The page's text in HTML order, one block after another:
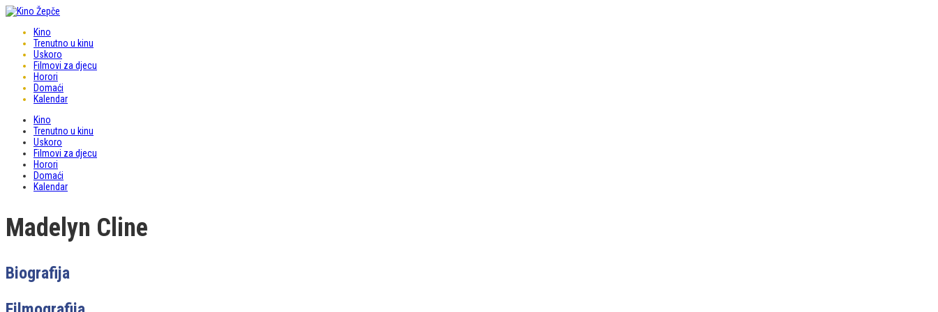
Kino
Trenutno u kinu
Uskoro
Filmovi za djecu
Horori
Domaći
Kalendar
Kino
Trenutno u kinu
Uskoro
Filmovi za djecu
Horori
Domaći
Kalendar
Madelyn Cline
Biografija